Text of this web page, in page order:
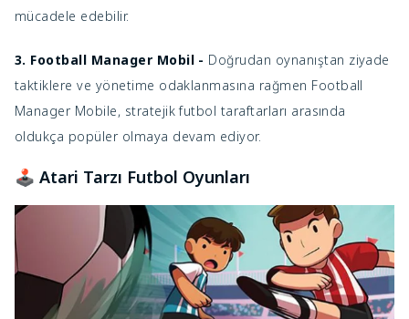
mücadele edebilir.
3. Football Manager Mobil - Doğrudan oynanıştan ziyade
taktiklere ve yönetime odaklanmasına rağmen Football
Manager Mobile, stratejik futbol taraftarları arasında
oldukça popüler olmaya devam ediyor.
🕹️ Atari Tarzı Futbol Oyunları